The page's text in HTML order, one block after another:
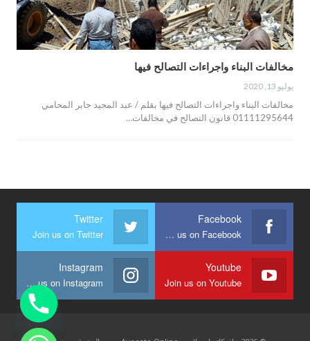
مخالفات البناء واجراءات التصالح فيها
يوليو 13, 2020
مخالفات البناء واجراءات التصالح فيها بقلم / عبد المجيد جابر المحامي
01111295644 قانون التصالح في مخالفات…
Facebook
Join us on Facebook
Twitter
Join us on Twitter
Youtube
Join us on Youtube
Instagram
Join us on Instagram